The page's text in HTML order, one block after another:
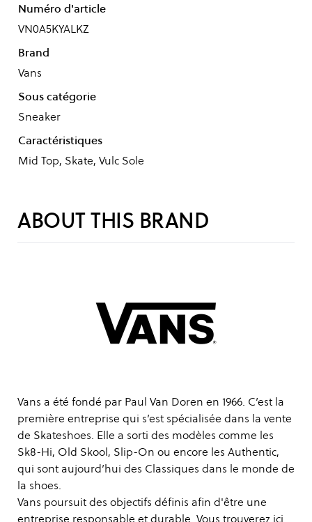
Numéro d'article
VN0A5KYALKZ
Brand
Vans
Sous catégorie
Sneaker
Caractéristiques
Mid Top, Skate, Vulc Sole
ABOUT THIS BRAND
Vans a été fondé par Paul Van Doren en 1966. C’est la
première entreprise qui s’est spécialisée dans la vente
de Skateshoes. Elle a sorti des modèles comme les
Sk8-Hi, Old Skool, Slip-On ou encore les Authentic,
qui sont aujourd’hui des Classiques dans le monde de
la shoes.
Vans poursuit des objectifs définis afin d'être une
entreprise responsable et durable. Vous trouverez ici